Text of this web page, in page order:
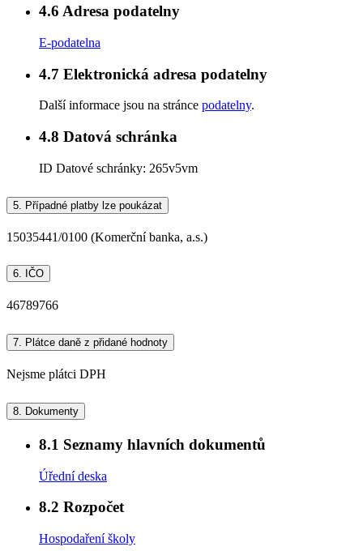
4.6 Adresa podatelny
E-podatelna
4.7 Elektronická adresa podatelny
Další informace jsou na stránce podatelny.
4.8 Datová schránka
ID Datové schránky: 265v5vm
5. Případné platby lze poukázat
15035441/0100 (Komerční banka, a.s.)
6. IČO
46789766
7. Plátce daně z přidané hodnoty
Nejsme plátci DPH
8. Dokumenty
8.1 Seznamy hlavních dokumentů
Úřední deska
8.2 Rozpočet
Hospodaření školy